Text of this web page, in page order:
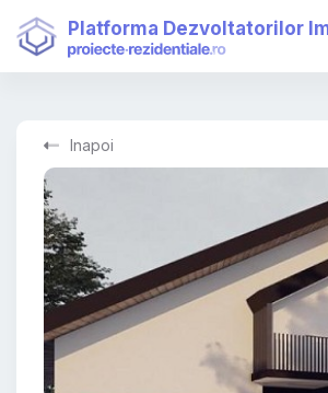
Platforma Dezvoltatorilor
Inapoi